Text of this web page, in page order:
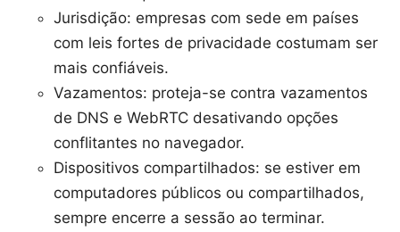
Jurisdição: empresas com sede em países
com leis fortes de privacidade costumam ser
mais confiáveis.
Vazamentos: proteja-se contra vazamentos
de DNS e WebRTC desativando opções
conflitantes no navegador.
Dispositivos compartilhados: se estiver em
computadores públicos ou compartilhados,
sempre encerre a sessão ao terminar.